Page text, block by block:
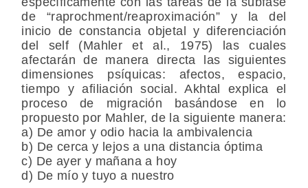
de “raprochment/reaproximación” y la del
inicio de constancia objetal y diferenciación
del self (Mahler et al., 1975) las cuales
afectarán de manera directa las siguientes
dimensiones psíquicas: afectos, espacio,
tiempo y afiliación social. Akhtal explica el
proceso de migración basándose en lo
propuesto por Mahler, de la siguiente manera:
a) De amor y odio hacia la ambivalencia
b) De cerca y lejos a una distancia óptima
c) De ayer y mañana a hoy
d) De mío y tuyo a nuestro